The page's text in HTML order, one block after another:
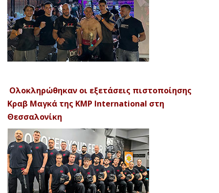
Ολοκληρώθηκαν οι εξετάσεις πιστοποίησης
Κραβ Μαγκά της KMP International στη
Θεσσαλονίκη